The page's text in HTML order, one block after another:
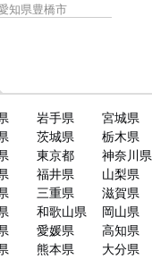
知県豊橋市
岩手県 宮城県
茨城県 栃木県
東京都 神奈川県
福井県 山梨県
三重県 滋賀県
和歌山県 岡山県
愛媛県 高知県
熊本県 大分県